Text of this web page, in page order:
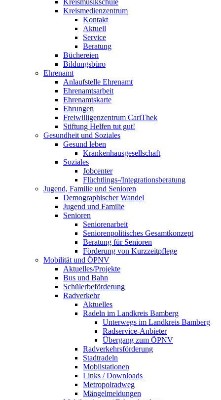
Kreismusikschule
Kreismedienzentrum
Kontakt
Aktuell
Service
Beratung
Büchereien
Bildungsbüro
Ehrenamt
Anlaufstelle Ehrenamt
Ehrenamtsarbeit
Ehrenamtskarte
Ehrungen
Freiwilligenzentrum CariThek
Stiftung Helfen tut gut!
Gesundheit und Soziales
Gesund leben
Krankenhausgesellschaft
Soziales
Jobcenter
Flüchtlings-/Integrationsberatung
Jugend, Familie und Senioren
Demographischer Wandel
Jugend und Familie
Senioren
Seniorenarbeit
Seniorenpolitisches Gesamtkonzept
Beratung für Senioren
Förderung von Kurzzeitpflege
Mobilität und ÖPNV
Aktuelles/Projekte
Bus und Bahn
Schülerbeförderung
Radverkehr
Aktuelles
Radeln im Landkreis Bamberg
Unterwegs im Landkreis Bamberg
Radservice-Anbieter
Übergang zum ÖPNV
Radverkehrsförderung
Stadtradeln
Mobilstationen
Links / Downloads
Metropolradweg
Mängelmeldungen